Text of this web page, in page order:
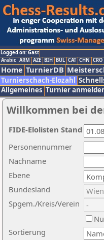
Logged on: Gast
Arabic ARM AZE BIH BUL CAT CHN CRO
Home TurnierDB
Turnierschach-Elozahl
Allgemeines Turnier
Willkommen bei
Nachname
Ebene
Sortierung
Personennummer
Bundesland
Spgem./Kreis/Verein
FIDE-Elolisten Stand